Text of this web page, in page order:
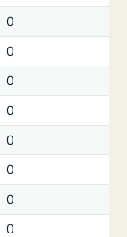
0
0
0
0
0
0
0
0